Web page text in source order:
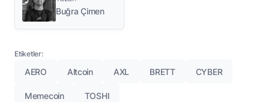
Buğra Çimen
Etiketler:
AERO Altcoin AXL BRETT CYBER
Memecoin TOSHI